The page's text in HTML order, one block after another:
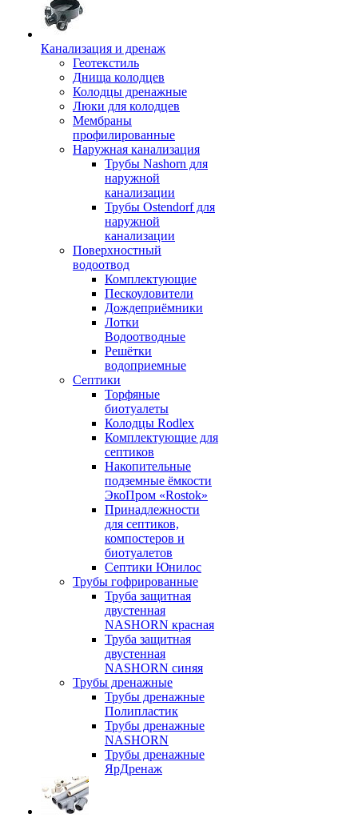
Канализация и дренаж
Геотекстиль
Днища колодцев
Колодцы дренажные
Люки для колодцев
Мембраны
профилированные
Наружная канализация
Трубы Nashorn для
наружной
канализации
Трубы Ostendorf для
наружной
канализации
Поверхностный
водоотвод
Комплектующие
Пескоуловители
Дождеприёмники
Лотки
Водоотводные
Решётки
водоприемные
Септики
Торфяные
биотуалеты
Колодцы Rodlex
Комплектующие для
септиков
Накопительные
подземные ёмкости
ЭкоПром «Rostok»
Принадлежности
для септиков,
компостеров и
биотуалетов
Септики Юнилос
Трубы гофрированные
Труба защитная
двустенная
NASHORN красная
Труба защитная
двустенная
NASHORN синяя
Трубы дренажные
Трубы дренажные
Полипластик
Трубы дренажные
NASHORN
Трубы дренажные
ЯрДренаж